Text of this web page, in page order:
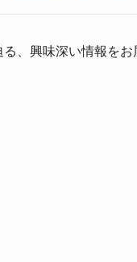
、興味深い情報をお